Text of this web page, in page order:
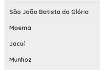
São João Batista do Glória
Moema
Jacuí
Munhoz